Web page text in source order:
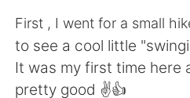
English 简体中文
First , I went for a small
to see a cool little
It was my first time here
pretty good ✌👍